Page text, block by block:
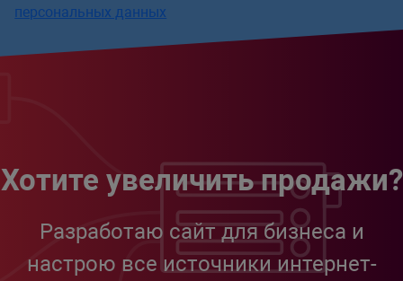
персональных данных
Хотите увеличить продажи?
Разработаю сайт для бизнеса и
настрою все источники интернет-